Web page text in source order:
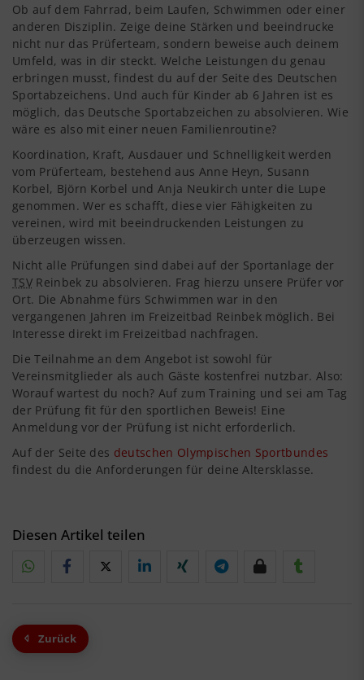
Ob auf dem Fahrrad, beim Laufen, Schwimmen oder einer
anderen Disziplin. Zeige deine Stärken und beeindrucke
nicht nur das Prüferteam, sondern beweise auch deinem
Umfeld, was in dir steckt. Welche Leistungen du genau
erbringen musst, findest du auf der Seite des Deutschen
Sportabzeichens. Und auch für Kinder ab 6 Jahren ist es
möglich, das Deutsche Sportabzeichen zu absolvieren. Wie
wäre es also mit einer neuen Familienroutine?
Koordination, Kraft, Ausdauer und Schnelligkeit werden
vom Prüferteam, bestehend aus Anne Heyn, Susann
Korbel, Björn Korbel und Anja Neukirch unter die Lupe
genommen. Wer es schafft, diese vier Fähigkeiten zu
vereinen, wird mit beeindruckenden Leistungen zu
überzeugen wissen.
Nicht alle Prüfungen sind dabei auf der Sportanlage der
TSVReinbek zu absolvieren. Frag hierzu unsere Prüfer vor
Ort. Die Abnahme fürs Schwimmen war in den
vergangenen Jahren im Freizeitbad Reinbek möglich. Bei
Interesse direkt im Freizeitbad nachfragen.
Die Teilnahme an dem Angebot ist sowohl für
Vereinsmitglieder als auch Gäste kostenfrei nutzbar. Also:
Worauf wartest du noch? Auf zum Training und sei am Tag
der Prüfung fit für den sportlichen Beweis! Eine
Anmeldung vor der Prüfung ist nicht erforderlich.
Auf der Seite des deutschen Olympischen Sportbundes
findest du die Anforderungen für deine Altersklasse.
Diesen Artikel teilen
Zurück